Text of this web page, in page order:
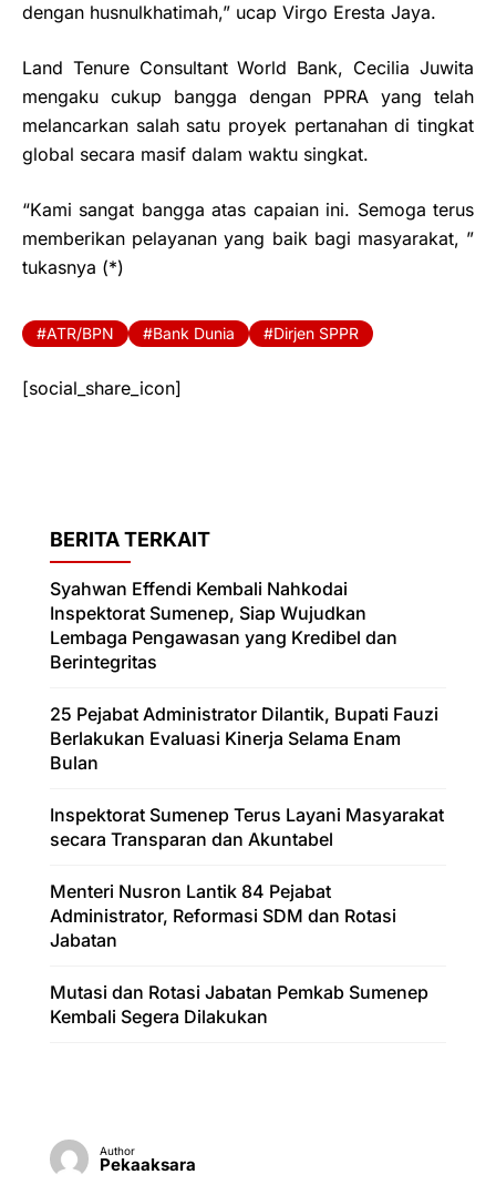
dengan husnulkhatimah,” ucap Virgo Eresta Jaya.
Land Tenure Consultant World Bank, Cecilia Juwita
mengaku cukup bangga dengan PPRA yang telah
melancarkan salah satu proyek pertanahan di tingkat
global secara masif dalam waktu singkat.
“Kami sangat bangga atas capaian ini. Semoga terus
memberikan pelayanan yang baik bagi masyarakat, ”
tukasnya (*)
ATR/BPN Bank Dunia Dirjen SPPR
[social_share_icon]
BERITA TERKAIT
Syahwan Effendi Kembali Nahkodai
Inspektorat Sumenep, Siap Wujudkan
Lembaga Pengawasan yang Kredibel dan
Berintegritas
25 Pejabat Administrator Dilantik, Bupati Fauzi
Berlakukan Evaluasi Kinerja Selama Enam
Bulan
Inspektorat Sumenep Terus Layani Masyarakat
secara Transparan dan Akuntabel
Menteri Nusron Lantik 84 Pejabat
Administrator, Reformasi SDM dan Rotasi
Jabatan
Mutasi dan Rotasi Jabatan Pemkab Sumenep
Kembali Segera Dilakukan
Author
Pekaaksara